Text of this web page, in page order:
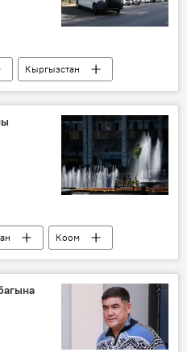
Кыргызстан
ИИМ
кызматташтык
Коом